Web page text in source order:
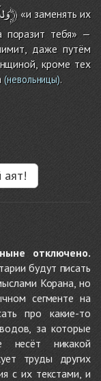
حُسْنهُُنَّ﴿«и заменять их
поразит тебя» —
даже путём
кроме тех
(невольницы).
аят!
отключено.
будут писать
Корана, но
сегменте на
про какие-то
за которые
никакой
труды других
с их текстами, и